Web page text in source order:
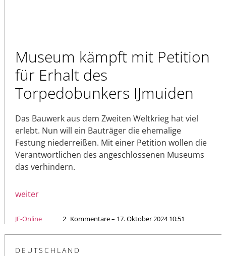
Museum kämpft mit Petition
für Erhalt des
Torpedobunkers IJmuiden
Das Bauwerk aus dem Zweiten Weltkrieg hat viel
erlebt. Nun will ein Bauträger die ehemalige
Festung niederreißen. Mit einer Petition wollen die
Verantwortlichen des angeschlossenen Museums
das verhindern.
weiter
JF-Online 2 Kommentare – 17. Oktober 2024 10:51
DEUTSCHLAND